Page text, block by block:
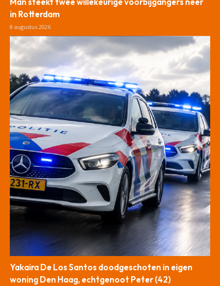
in Rotterdam
8 augustus 2026
Yakaira De Los Santos doodgeschoten in eigen
woning Den Haag, echtgenoot Peter (42)